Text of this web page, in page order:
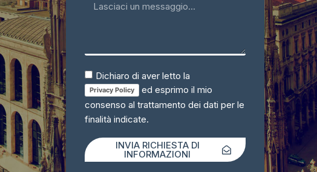
Dichiaro di aver letto la
Privacy Policy
ed esprimo il mio
consenso al trattamento dei dati per le
finalità indicate.
INVIA RICHIESTA DI
INFORMAZIONI